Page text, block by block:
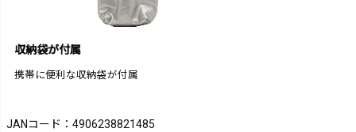
収納袋が付属
携帯に便利な収納袋が付属
JANコード：4906238821485